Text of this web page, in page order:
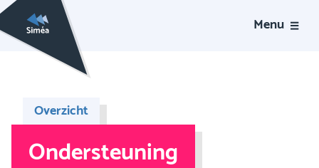
Menu
Overzicht
Ondersteuning